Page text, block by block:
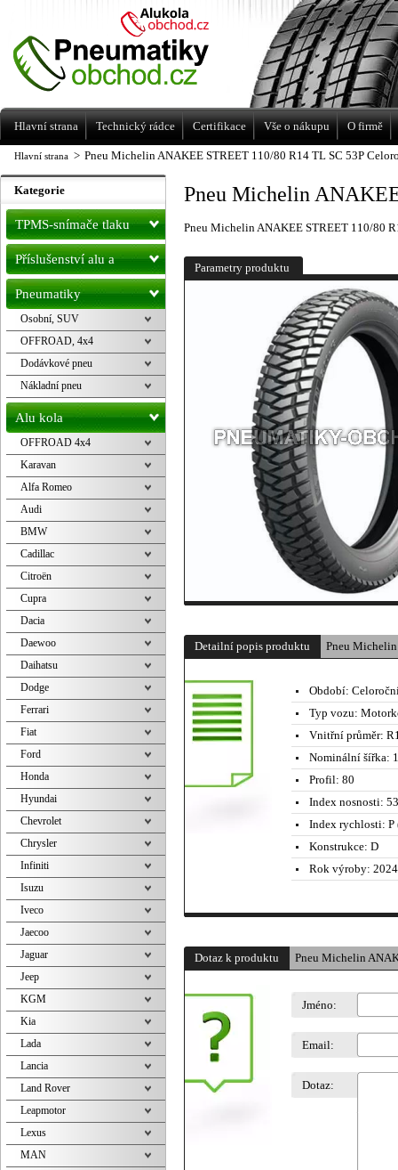
Hlavní strana > Pneu Michelin ANAKEE STREET 110/80 R14 TL SC 53P
Pneu Michelin
Pneu Michelin ANAKEE STREET 110/80
Parametry produktu
Detailní popis produktu Pneu
Období:
Typ vozu:
Vnitřní průměr:
Nominální šířka:
Profil: 80
Index nosnosti: 53
Index rychlosti: P
Konstrukce: D
Rok výroby:
Dotaz k produktu Pneu Michelin
Jméno:
Email:
Dotaz:
Kategorie
TPMS-snímače tlaku
Příslušenství alu a
pneu
Pneumatiky
Osobní, SUV
OFFROAD, 4x4
Dodávkové pneu
Nákladní pneu
Alu kola
OFFROAD 4x4
Karavan
Alfa Romeo
Audi
BMW
Cadillac
Citroën
Cupra
Dacia
Daewoo
Daihatsu
Dodge
Ferrari
Fiat
Ford
Honda
Hyundai
Chevrolet
Chrysler
Infiniti
Isuzu
Iveco
Jaecoo
Jaguar
Jeep
KGM
Kia
Lada
Lancia
Land Rover
Leapmotor
Lexus
MAN
Levné pneumatiky letní, zimní, Alu kola
a litá kola Racing Line
Hlavní strana Technický rádce Certifikace Vše o nákupu O firmě